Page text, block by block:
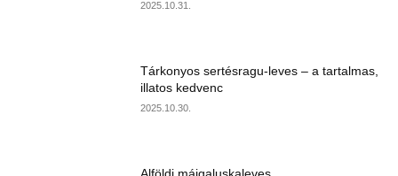
2025.10.31.
Tárkonyos sertésragu-leves – a tartalmas,
illatos kedvenc
2025.10.30.